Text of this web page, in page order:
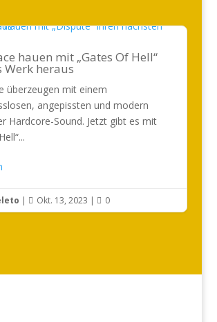
hauen mit „Gates Of Hell“
Werk heraus
überzeugen mit einem
angepissten und modern
Hardcore-Sound. Jetzt gibt es mit
|  Okt. 13, 2023 |  0